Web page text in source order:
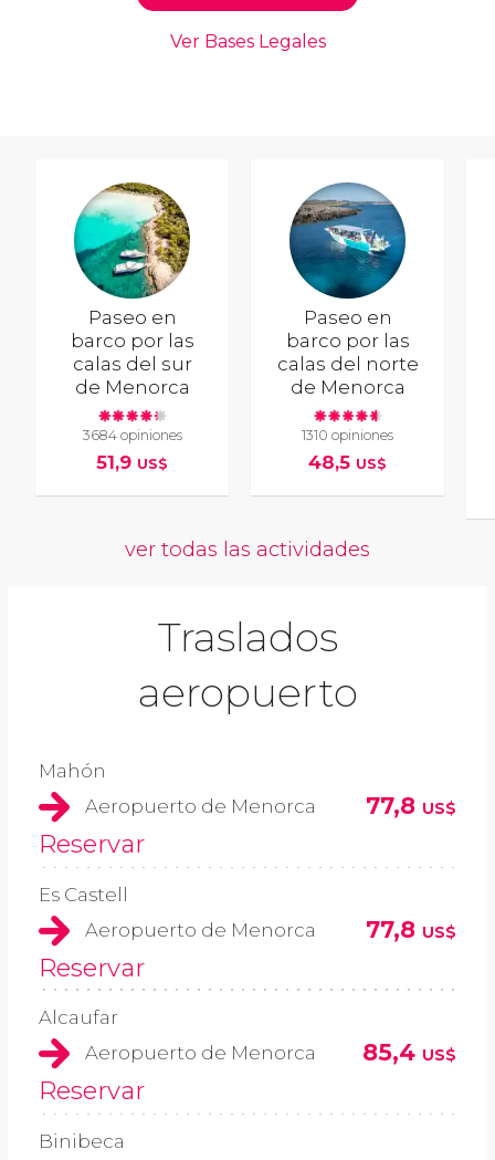
Paseo en
barco por las
calas del sur
de Menorca
3684 opiniones
51,9 US$
Paseo en
barco por las
calas del norte
de Menorca
1310 opiniones
48,5 US$
ver todas las actividades
Traslados
aeropuerto
Mahón
Aeropuerto de Menorca
77,8 US$
Reservar
Es Castell
Aeropuerto de Menorca
77,8 US$
Reservar
Alcaufar
Aeropuerto de Menorca
85,4 US$
Reservar
Binibeca